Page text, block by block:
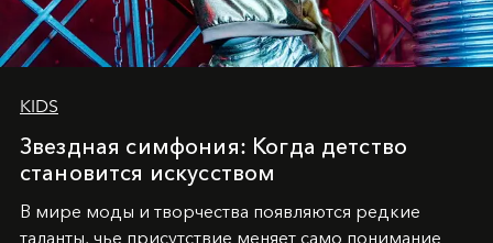
KIDS
Звездная симфония: Когда детство
становится искусством
В мире моды и творчества появляются редкие
таланты, чье присутствие меняет само понимание